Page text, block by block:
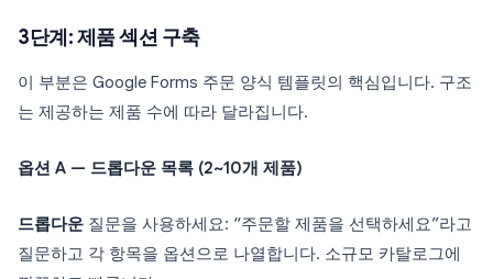
3단계: 제품 섹션 구축
이 부분은 Google Forms 주문 양식 템플릿의 핵심입니다. 구조
는 제공하는 제품 수에 따라 달라집니다.
옵션 A — 드롭다운 목록 (2~10개 제품)
드롭다운 질문을 사용하세요: “주문할 제품을 선택하세요”라고
질문하고 각 항목을 옵션으로 나열합니다. 소규모 카탈로그에